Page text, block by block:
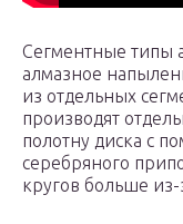
Сегментные типы
алмазное
из отдельных
производят
полотну диска с
серебряного
кругов больше